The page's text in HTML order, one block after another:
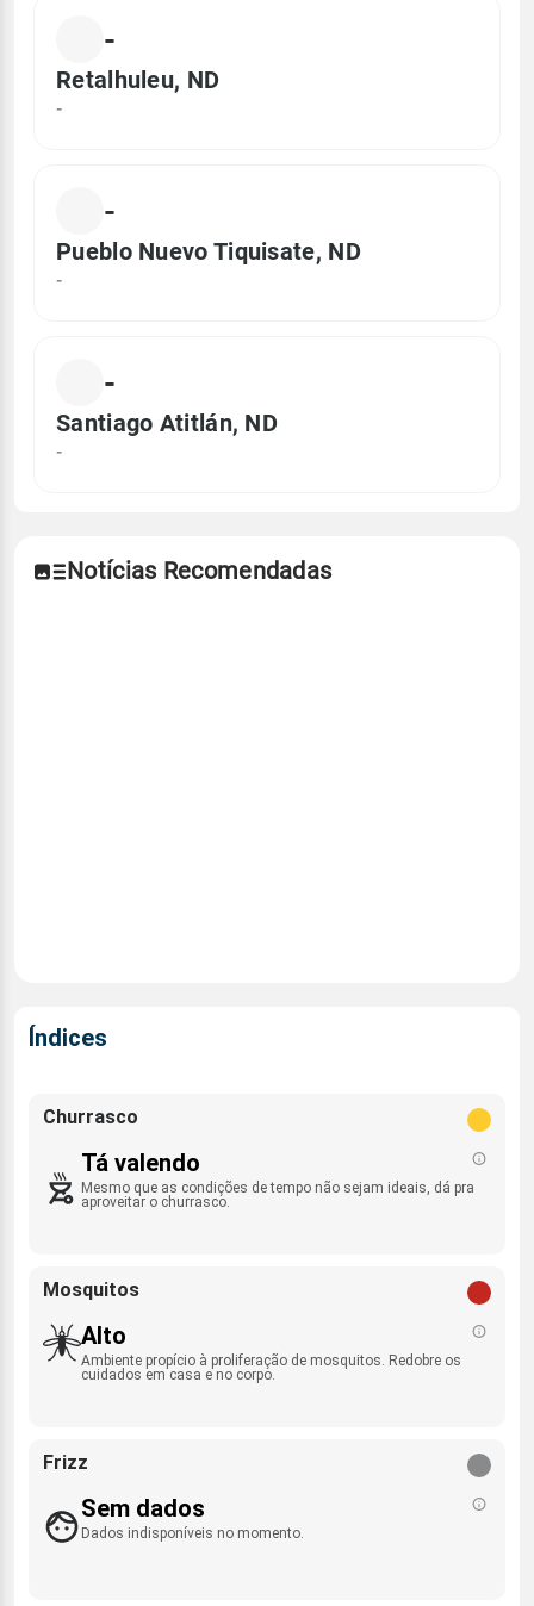
-
Retalhuleu, ND
-
-
Pueblo Nuevo Tiquisate, ND
-
-
Santiago Atitlán, ND
-
Notícias Recomendadas
Índices
Churrasco
Tá valendo
Mesmo que as condições de tempo não sejam ideais, dá pra
aproveitar o churrasco.
Mosquitos
Alto
Ambiente propício à proliferação de mosquitos. Redobre os
cuidados em casa e no corpo.
Frizz
Sem dados
Dados indisponíveis no momento.